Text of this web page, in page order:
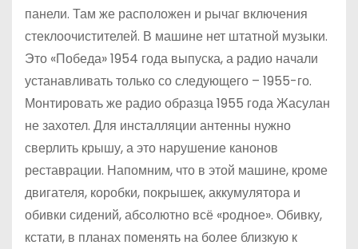
панели. Там же расположен и рычаг включения
стеклоочистителей. В машине нет штатной музыки.
Это «Победа» 1954 года выпуска, а радио начали
устанавливать только со следующего – 1955-го.
Монтировать же радио образца 1955 года Жасулан
не захотел. Для инсталляции антенны нужно
сверлить крышу, а это нарушение канонов
реставрации. Напомним, что в этой машине, кроме
двигателя, коробки, покрышек, аккумулятора и
обивки сидений, абсолютно всё «родное». Обивку,
кстати, в планах поменять на более близкую к